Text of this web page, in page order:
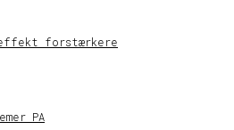
forstærkere
PA